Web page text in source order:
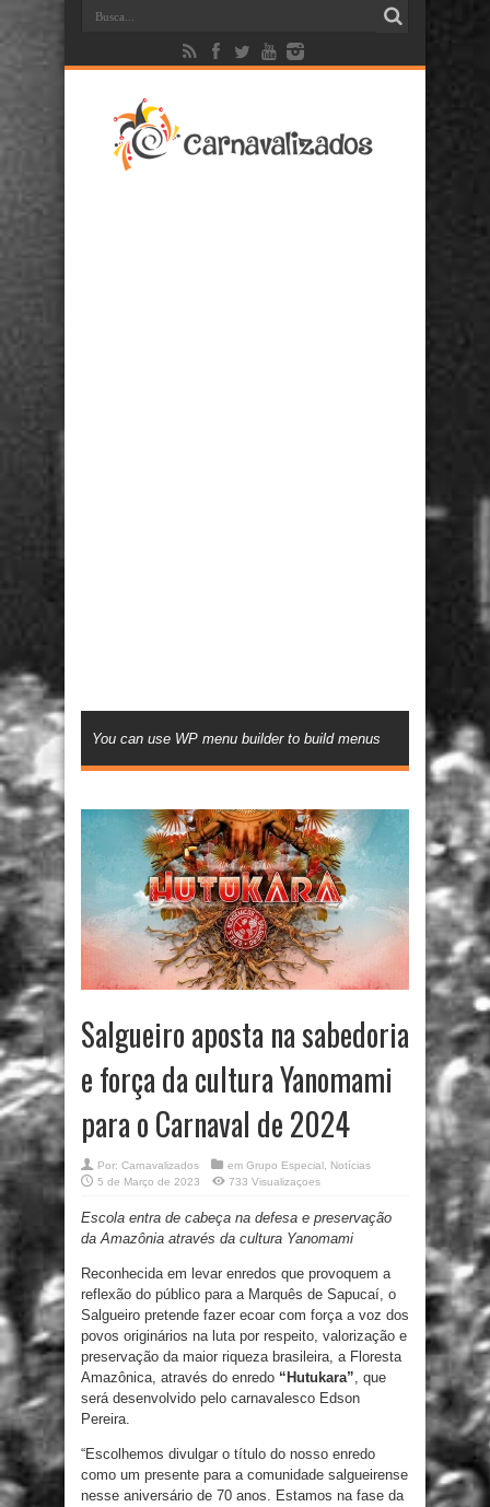
You can use WP menu builder to build menus
Salgueiro aposta na sabedoria
e força da cultura Yanomami
para o Carnaval de 2024
Por: Carnavalizados em Grupo Especial
Notícias
5 de Março de 2023
733 Visualizaçoes
Escola entra de cabeça na defesa e preservação
da Amazônia através da cultura Yanomami
Reconhecida em levar enredos que provoquem a
reflexão do público para a Marquês de Sapucaí, o
Salgueiro pretende fazer ecoar com força a voz dos
povos originários na luta por respeito, valorização e
preservação da maior riqueza brasileira, a Floresta
Amazônica, através do enredo “Hutukara”, que
será desenvolvido pelo carnavalesco Edson
Pereira.
“Escolhemos divulgar o título do nosso enredo
como um presente para a comunidade salgueirense
nesse aniversário de 70 anos. Estamos na fase da